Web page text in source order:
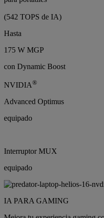
(542 TOPS de IA)
Hasta
175 W MGP
con Dynamic Boost
NVIDIA®
Advanced Optimus
equipado
Interruptor MUX
equipado
IA PARA GAMING